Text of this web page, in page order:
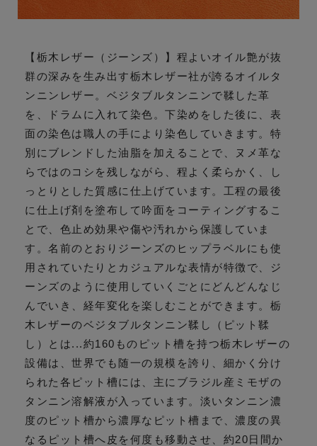
【栃木レザー（ジーンズ）】程よいオイル艶が抜
群の深みを生み出す栃木レザー社が誇るオイルタ
ンニンレザー。ベジタブルタンニンで鞣した革
を、ドラムに入れて染色。下染めをした後に、表
面の染色は職人の手により染色していきます。特
別にブレンドした油脂を加えることで、ヌメ革な
らではのコシを残しながら、程よく柔らかく、し
っとりとした質感に仕上げています。工程の最後
に仕上げ剤を塗布して吟面をコーティングするこ
とで、色止め効果や傷や汚れから保護していま
す。名前のとおりジーンズのヒップラベルにも使
用されていたりとカジュアルな表情が特徴で、ジ
ーンズのように使用していくごとにどんどんなじ
んでいき、経年変化を楽しむことができます。栃
木レザーのベジタブルタンニン鞣し（ピット鞣
し）とは...約160ものピット槽を持つ栃木レザーの
設備は、世界でも随一の規模を誇り、細かく分け
られた各ピット槽には、主にブラジル産ミモザの
タンニン溶解液が入っています。淡いタンニン濃
度のピット槽から濃厚なピット槽まで、濃度の異
なるピット槽へ皮を何度も移動させ、約20日間か